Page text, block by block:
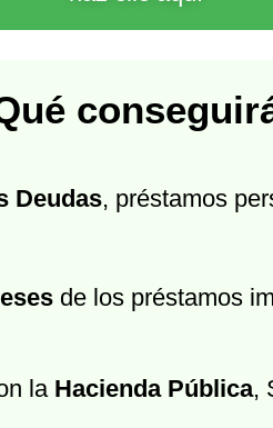
Deudas, préstamos
de los préstamos
la Hacienda Pública,